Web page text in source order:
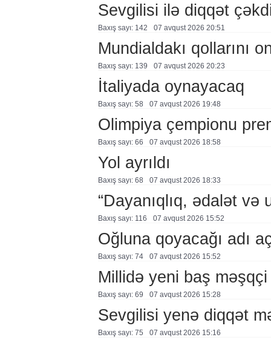
Sevgilisi ilə diqqət
Baxış sayı: 142 07 avqust 2026 20:51
Mundialdakı qollarını
Baxış sayı: 139 07 avqust 2026 20:23
İtaliyada oynayacaq
Baxış sayı: 58 07 avqust 2026 19:48
Olimpiya çempionu
Baxış sayı: 66 07 avqust 2026 18:58
Yol ayrıldı
Baxış sayı: 68 07 avqust 2026 18:33
“Dayanıqlıq, ədalət
Baxış sayı: 116 07 avqust 2026 15:52
Oğluna qoyacağı adı
Baxış sayı: 74 07 avqust 2026 15:52
Millidə yeni baş məşqçi
Baxış sayı: 69 07 avqust 2026 15:28
Sevgilisi yenə diqqət
Baxış sayı: 75 07 avqust 2026 15:16